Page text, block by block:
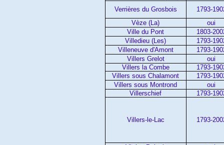
Verrières du Grosbois
1793-
Vèze (La)
oui
Ville du Pont
1803-
Villedieu (Les)
1793-
Villeneuve d'Amont
1793-
Villers Grelot
oui
Villers la Combe
1793-
Villers sous Chalamont
1793-
Villers sous Montrond
oui
Villerschief
1793-
Villers-le-Lac 1793-